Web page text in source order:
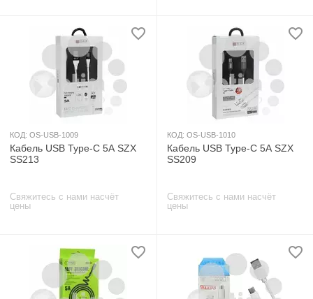
КОД: OS-USB-1009
Кабель USB Type-C 5А SZX
SS213
Свяжитесь с нами насчёт
цены
КОД: OS-USB-1010
Кабель USB Type-C 5А SZX
SS209
Свяжитесь с нами насчёт
цены